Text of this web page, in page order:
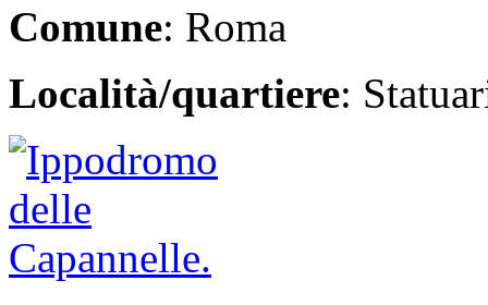
Comune: Roma
Località/quartiere: